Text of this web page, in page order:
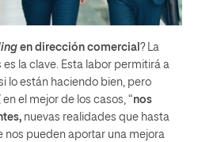
en dirección comercial ? La
la clave. Esta labor permitirá a
lo están haciendo bien, pero
el mejor de los casos, “nos
nuevas realidades que hasta
nos pueden aportar una mejora